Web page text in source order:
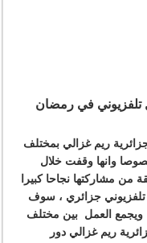
تلفزيوني في رمضان
ريم غزالي بمختلف
وانها وقفت خلال
من مشاركتها نجاحا كبيرا
تلفزيوني جزائري ، سوف
ويجمع العمل بين مختلف
ريم غزالي دور